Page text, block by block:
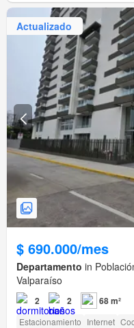
Actualizado
$ 690.000/mes
Departamento in
Valparaíso
2 2 68 m²
Estacionamiento Internet